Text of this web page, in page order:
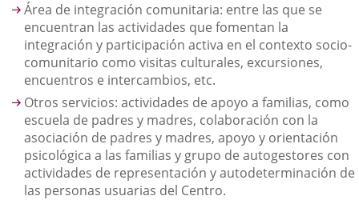
Área de integración comunitaria: entre las que se
encuentran las actividades que fomentan la
integración y participación activa en el contexto socio-
comunitario como visitas culturales, excursiones,
encuentros e intercambios, etc.
Otros servicios: actividades de apoyo a familias, como
escuela de padres y madres, colaboración con la
asociación de padres y madres, apoyo y orientación
psicológica a las familias y grupo de autogestores con
actividades de representación y autodeterminación de
las personas usuarias del Centro.